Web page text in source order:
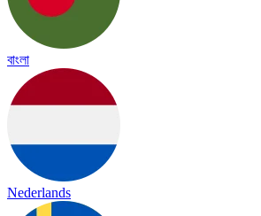
বাংলা
Nederlands